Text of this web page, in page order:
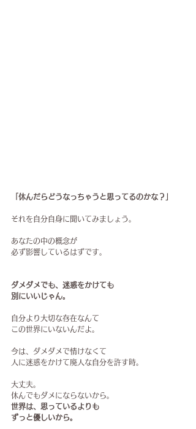
「休んだらどうなっちゃうと思ってるのかな？」
それを自分自身に聞いてみましょう。
あなたの中の概念が
必ず影響しているはずです。
ダメダメでも、迷惑をかけても
別にいいじゃん。
自分より大切な存在なんて
この世界にいないんだよ。
今は、ダメダメで情けなくて
人に迷惑をかけて廃人な自分を許す時。
大丈夫。
休んでもダメにならないから。
世界は、思っているよりも
ずっと優しいから。